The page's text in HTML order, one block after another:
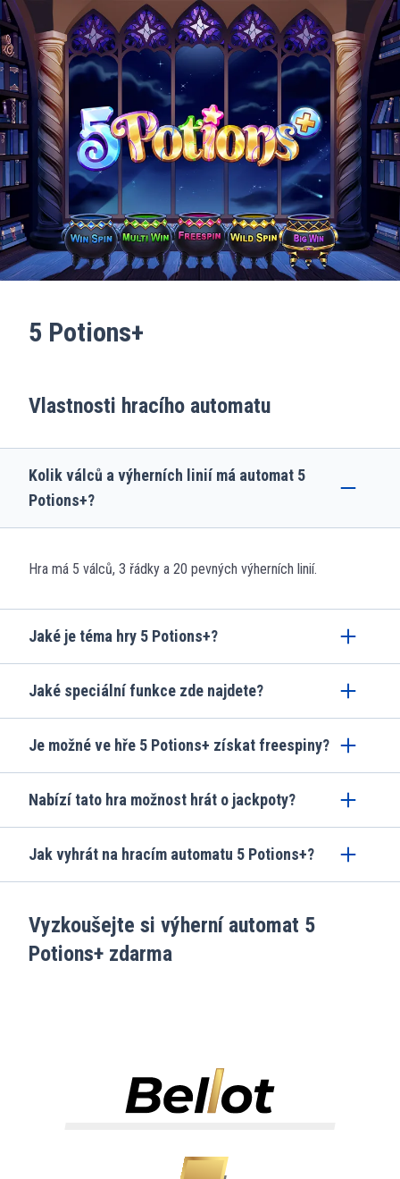
5 Potions+
Vlastnosti hracího automatu
Kolik válců a výherních linií má automat 5
Potions+?
Hra má 5 válců, 3 řádky a 20 pevných výherních linií.
Jaké je téma hry 5 Potions+?
Jaké speciální funkce zde najdete?
Je možné ve hře 5 Potions+ získat freespiny?
Nabízí tato hra možnost hrát o jackpoty?
Jak vyhrát na hracím automatu 5 Potions+?
Vyzkoušejte si výherní automat 5
Potions+ zdarma